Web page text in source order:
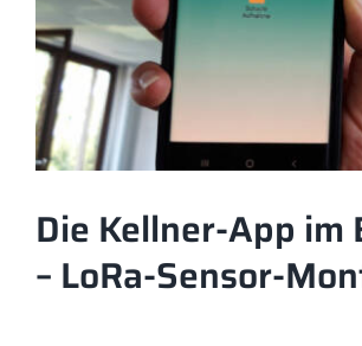
Die Kellner-App im
– LoRa-Sensor-